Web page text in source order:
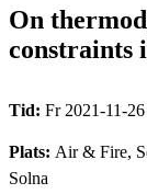
On
constraints
Tid: Fr 2021-11-
Plats: Air & Fire,
Solna